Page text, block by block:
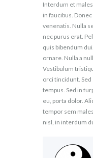
Interdum et
in faucibus.
venenatis. Nulla
nec purus erat.
quis bibendum
ornare. Nulla a
Vestibulum
orci tincidunt.
tempus. Sed in
eu, porta dolor.
tempor sem
nisl, in interdum